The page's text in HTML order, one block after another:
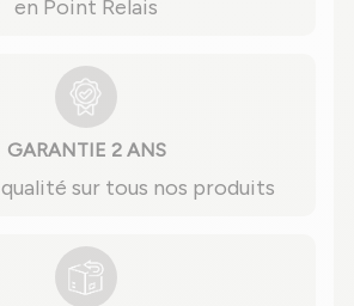
en Point Relais
GARANTIE 2 ANS
sur tous nos produits